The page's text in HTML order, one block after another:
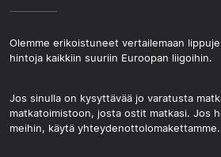
Olemme erikoistuneet vertailemaan
hintoja kaikkiin suuriin Euroopan liigoihin.
Jos sinulla on kysyttävää jo varatusta
matkatoimistoon, josta ostit matkasi. Jos
meihin, käytä yhteydenottolomakettamme.